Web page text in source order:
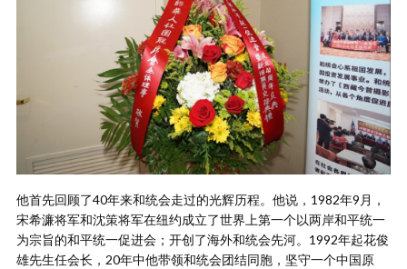
他首先回顾了40年来和统会走过的光辉历程。他说，1982年9月，
宋希濂将军和沈策将军在纽约成立了世界上第一个以两岸和平统一
为宗旨的和平统一促进会；开创了海外和统会先河。1992年起花俊
雄先生任会长，20年中他带领和统会团结同胞，坚守一个中国原